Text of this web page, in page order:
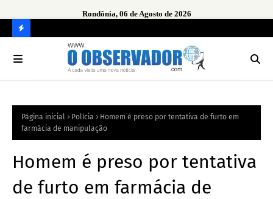
Rondônia, 06 de Agosto de 2026
O
RPágina inicial Polícia
Homem é preso por tentativa de furto em
farmácia de manipulação
Homem é preso por tentativa
de furto em farmácia de